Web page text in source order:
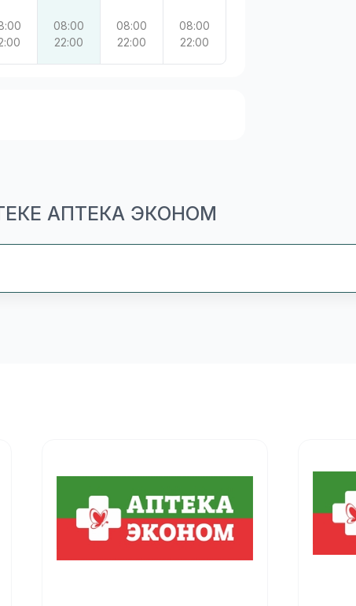
08:00
22:00
08:00
22:00
08:00
22:00
АПТЕКА ЭКОНОМ